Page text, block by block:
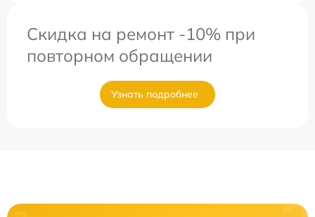
Скидка на ремонт -10% при
повторном обращении
Узнать подробнее